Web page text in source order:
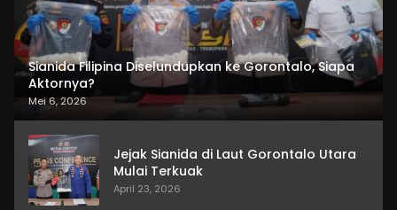
Sianida Filipina Diselundupkan ke Gorontalo, Siapa
Aktornya?
Mei 6, 2026
Jejak Sianida di Laut Gorontalo Utara
Mulai Terkuak
April 23, 2026